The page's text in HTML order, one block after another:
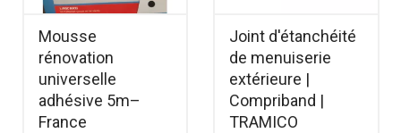
Mousse
rénovation
universelle
adhésive 5m–
France
Joint d'étanchéité
de menuiserie
extérieure |
Compriband |
TRAMICO